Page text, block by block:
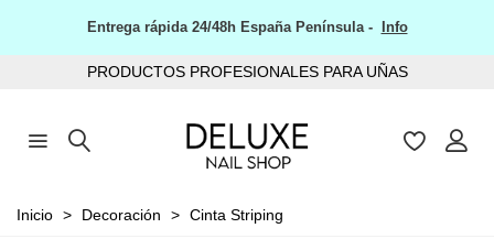
Entrega rápida 24/48h España Península - Info
PRODUCTOS PROFESIONALES PARA UÑAS
Inicio > Decoración > Cinta Striping